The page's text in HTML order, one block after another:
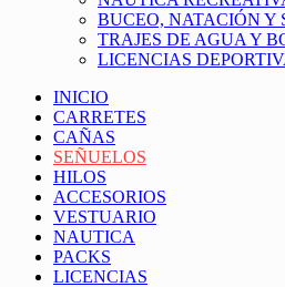
BUCEO, NATACIÓN Y
TRAJES DE AGUA Y
LICENCIAS
INICIO
CARRETES
CAÑAS
SEÑUELOS
HILOS
ACCESORIOS
VESTUARIO
NAUTICA
PACKS
LICENCIAS